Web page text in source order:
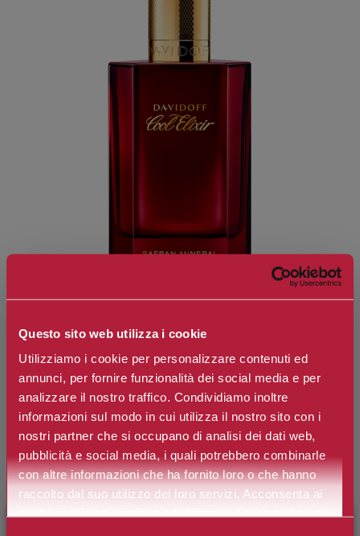
Questo sito web utilizza i cookie
Utilizziamo i cookie per personalizzare contenuti ed
annunci, per fornire funzionalità dei social media e per
analizzare il nostro traffico. Condividiamo inoltre
informazioni sul modo in cui utilizza il nostro sito con i
nostri partner che si occupano di analisi dei dati web,
pubblicità e social media, i quali potrebbero combinarle
con altre informazioni che ha fornito loro o che hanno
raccolto dal suo utilizzo dei loro servizi. Acconsenta ai
nostri cookie se continua ad utilizzare il nostro sito web.
DAVIDOFF
Cool Elixir Safran Mineral Parfum
Intense
Parfum Intense per Uomo.
Marchio: Davidoff
Art. n. 3616307430517